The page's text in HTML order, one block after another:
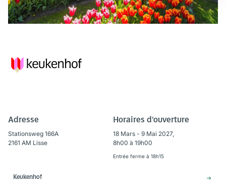
Adresse
Stationsweg 166A
2161 AM Lisse
Horaires d'ouverture
18 Mars - 9 Mai 2027,
8h00 à 19h00
Entrée ferme à 18h15
Keukenhof